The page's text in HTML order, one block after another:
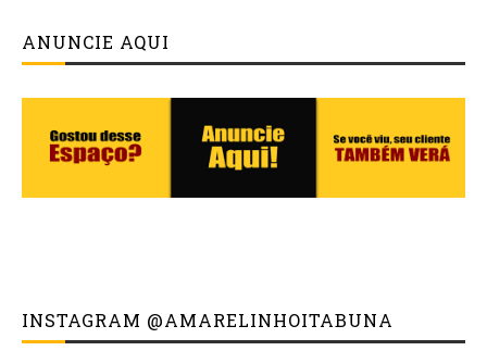
ANUNCIE AQUI
INSTAGRAM @AMARELINHOITABUNA